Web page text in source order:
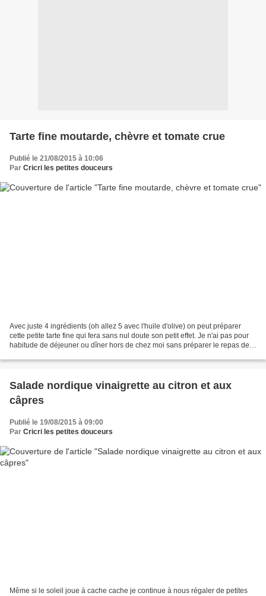
Tarte fine moutarde, chèvre et tomate crue
Publié le 21/08/2015 à 10:06
Par Cricri les petites douceurs
Avec juste 4 ingrédients (oh allez 5 avec l'huile d'olive) on peut préparer
cette petite tarte fine qui fera sans nul doute son petit effet. Je n'ai pas pour
habitude de déjeuner ou dîner hors de chez moi sans préparer le repas de
Salade nordique vinaigrette au citron et aux
câpres
Publié le 19/08/2015 à 09:00
Par Cricri les petites douceurs
Même si le soleil joue à cache cache je continue à nous régaler de petites